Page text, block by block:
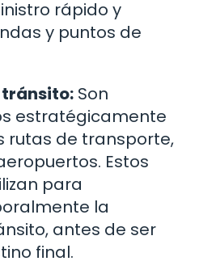
rápido y
y puntos de
tránsito: Son
estratégicamente
rutas de transporte,
Estos
para
la
antes de ser
final.